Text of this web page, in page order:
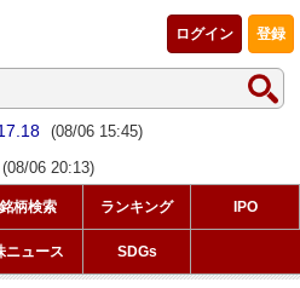
登録
ログイン
(08/06 15:45)
(08/06 20:13)
銘柄検索 ランキング IPO
ニュース SDGs